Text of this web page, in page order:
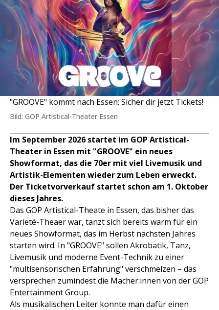
"GROOVE" kommt nach Essen: Sicher dir jetzt Tickets!
Bild: GOP Artistical-Theater Essen
Im September 2026 startet im GOP Artistical-
Theater in Essen mit "GROOVE" ein neues
Showformat, das die 70er mit viel Livemusik und
Artistik-Elementen wieder zum Leben erweckt.
Der Ticketvorverkauf startet schon am 1. Oktober
dieses Jahres.
Das GOP Artistical-Theate in Essen, das bisher das
Varieté-Theaer war, tanzt sich bereits warm für ein
neues Showformat, das im Herbst nächsten Jahres
starten wird. In "GROOVE" sollen Akrobatik, Tanz,
Livemusik und moderne Event-Technik zu einer
"multisensorischen Erfahrung" verschmelzen – das
versprechen zumindest die Macher:innen von der GOP
Entertainment Group.
Als musikalischen Leiter konnte man dafür einen